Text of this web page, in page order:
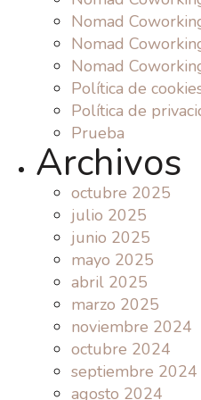
Nomad
Nomad
Nomad
Política de
Política de
Prueba
Archivos
octubre 2025
julio 2025
junio 2025
mayo 2025
abril 2025
marzo 2025
noviembre 2024
octubre 2024
septiembre 2024
agosto 2024